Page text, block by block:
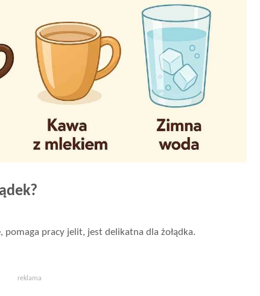
pracy jelit, jest delikatna dla żołądka.
reklama